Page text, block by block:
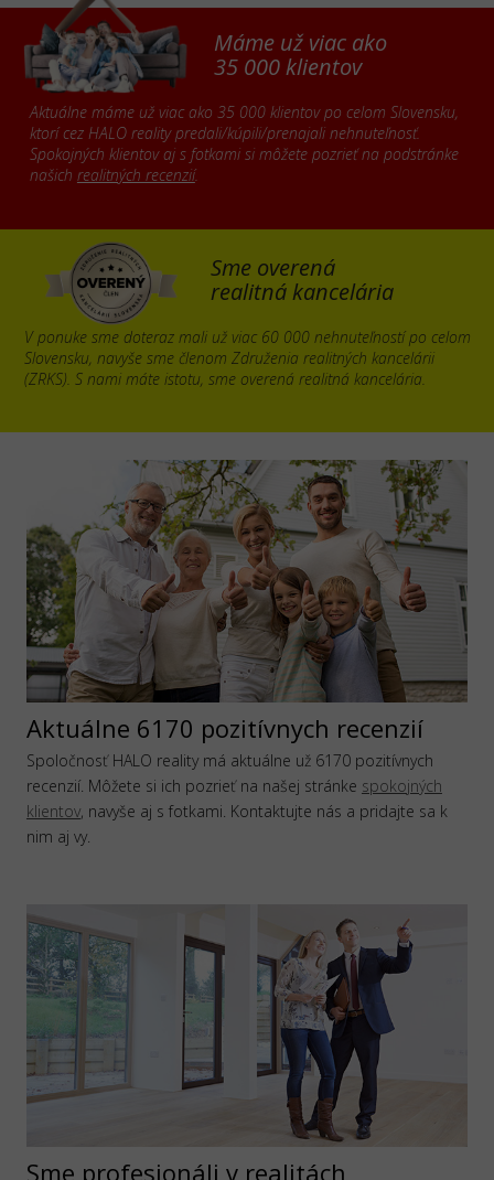
Máme už viac ako
35 000 klientov
Aktuálne máme už viac ako 35 000 klientov po celom Slovensku,
ktorí cez HALO reality predali/kúpili/prenajali nehnuteľnosť.
Spokojných klientov aj s fotkami si môžete pozrieť na podstránke
našich realitných recenzií.
Sme overená
realitná kancelária
V ponuke sme doteraz mali už viac 60 000 nehnuteľností po celom
Slovensku, navyše sme členom Združenia realitných kancelárii
(ZRKS). S nami máte istotu, sme overená realitná kancelária.
Aktuálne 6170 pozitívnych recenzií
Spoločnosť HALO reality má aktuálne už 6170 pozitívnych
recenzií. Môžete si ich pozrieť na našej stránke spokojných
klientov, navyše aj s fotkami. Kontaktujte nás a pridajte sa k
nim aj vy.
Sme profesionáli v realitách